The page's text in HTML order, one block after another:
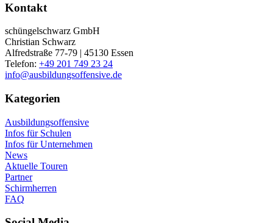
Kontakt
schüngelschwarz GmbH
Christian Schwarz
Alfredstraße 77-79 | 45130 Essen
Telefon: +49 201 749 23 24
info@ausbildungsoffensive.de
Kategorien
Ausbildungsoffensive
Infos für Schulen
Infos für Unternehmen
News
Aktuelle Touren
Partner
Schirmherren
FAQ